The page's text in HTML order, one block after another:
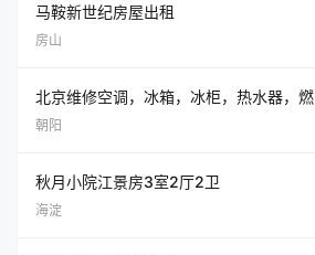
马鞍新世纪房屋出租
房山
北京维修空调，冰箱，冰柜，热水器，燃
朝阳
秋月小院江景房3室2厅2卫
海淀